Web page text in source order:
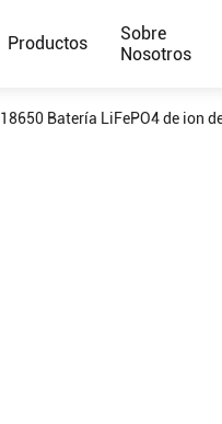
Productos
Sobre
Nosotros
18650 Batería LiFePO4 de ion